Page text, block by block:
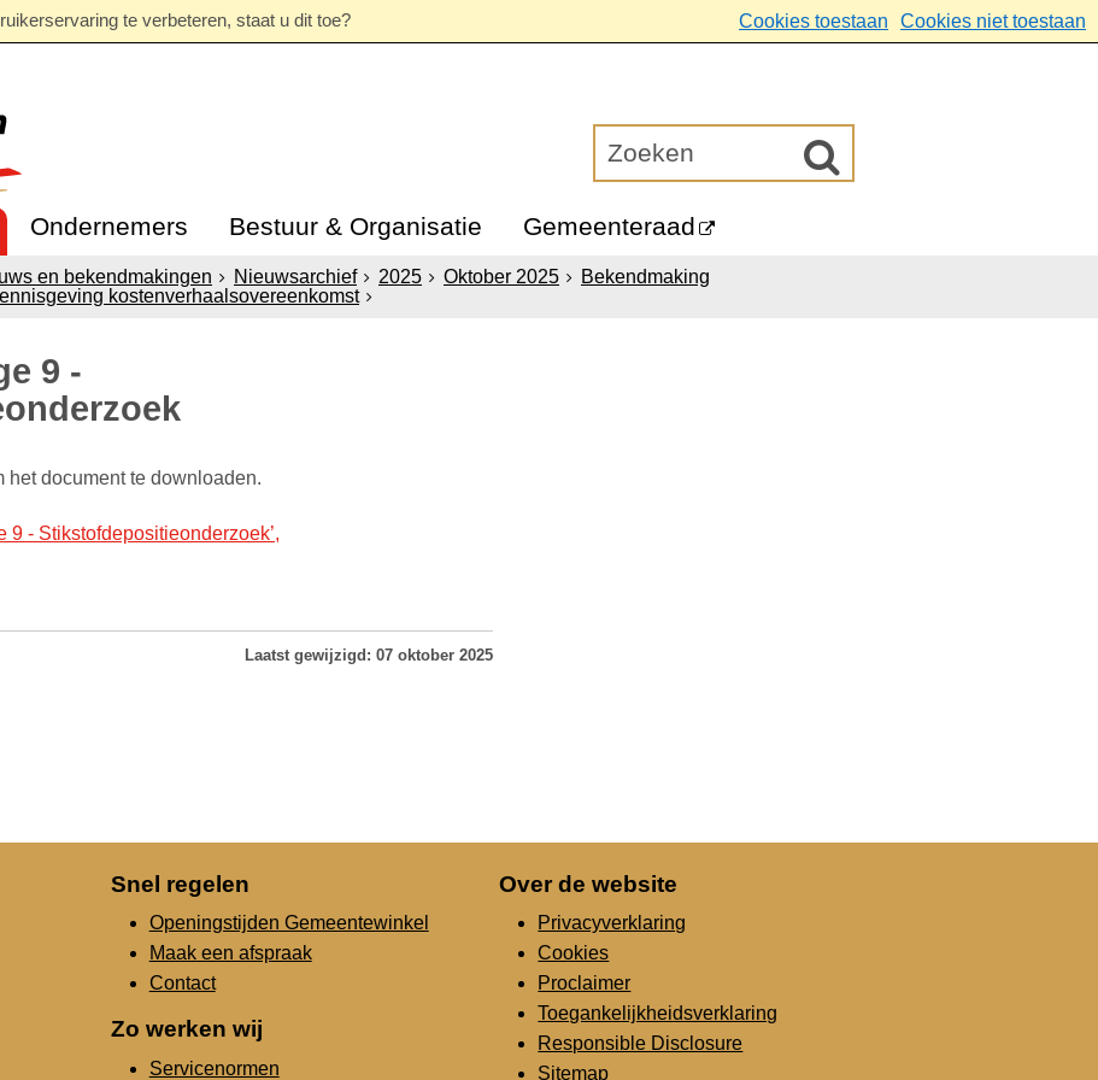
te verbeteren, staat u dit toe? Cookies toestaan Cookies niet toestaan
Ondernemers Bestuur & Organisatie Gemeenteraad
en bekendmakingen Nieuwsarchief 2025 Oktober 2025
Bekendmaking
kostenverhaalsovereenkomst
9 -
document te downloaden.
9 - Stikstofdepositieonderzoek’,
Laatst gewijzigd: 07 oktober 2025
Snel regelen
Openingstijden Gemeentewinkel
Maak een afspraak
Contact
Zo werken wij
Servicenormen
Over de website
Privacyverklaring
Cookies
Proclaimer
Toegankelijkheidsverklaring
Responsible Disclosure
Sitemap